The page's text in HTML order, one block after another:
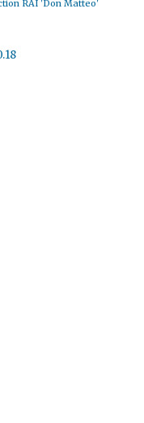
RAI 'Don Matteo'